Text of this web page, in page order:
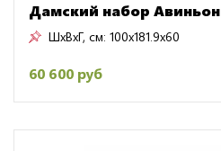
Дамский набор Авиньон
ШxВxГ, см: 100x181.9x60
60 600 руб